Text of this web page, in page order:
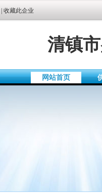
收藏此企业
清镇
网站首页